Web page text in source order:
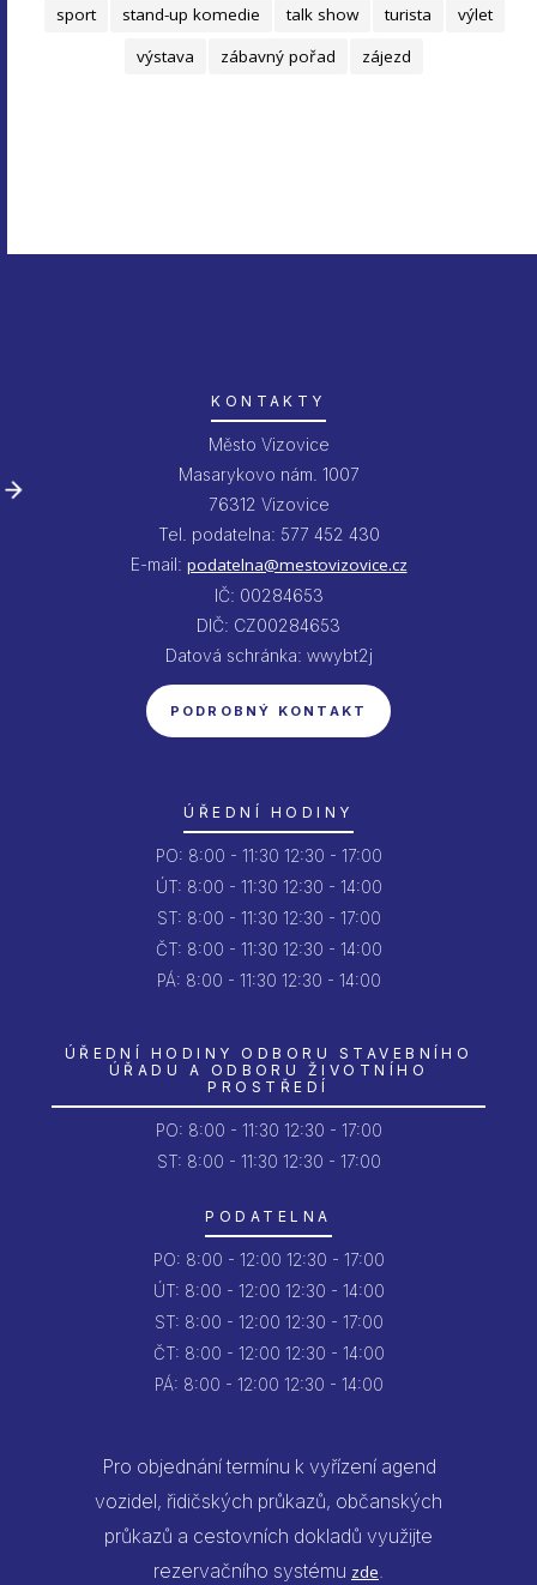
sport
stand-up komedie talk show turista
výlet
výstava
zábavný pořad zájezd
KONTAKTY
Město Vizovice
Masarykovo nám. 1007
76312 Vizovice
Tel. podatelna: 577 452 430
E-mail: podatelna@mestovizovice.cz
IČ: 00284653
DIČ: CZ00284653
Datová schránka: wwybt2j
PODROBNÝ KONTAKT
ÚŘEDNÍ HODINY
PO: 8:00 - 11:30 12:30 - 17:00
ÚT: 8:00 - 11:30 12:30 - 14:00
ST: 8:00 - 11:30 12:30 - 17:00
ČT: 8:00 - 11:30 12:30 - 14:00
PÁ: 8:00 - 11:30 12:30 - 14:00
ÚŘEDNÍ HODINY ODBORU STAVEBNÍHO
ÚŘADU A ODBORU ŽIVOTNÍHO
PROSTŘEDÍ
PO: 8:00 - 11:30 12:30 - 17:00
ST: 8:00 - 11:30 12:30 - 17:00
PODATELNA
PO: 8:00 - 12:00 12:30 - 17:00
ÚT: 8:00 - 12:00 12:30 - 14:00
ST: 8:00 - 12:00 12:30 - 17:00
ČT: 8:00 - 12:00 12:30 - 14:00
PÁ: 8:00 - 12:00 12:30 - 14:00
Pro objednání termínu k vyřízení agend
vozidel, řidičských průkazů, občanských
průkazů a cestovních dokladů využijte
rezervačního systému zde.